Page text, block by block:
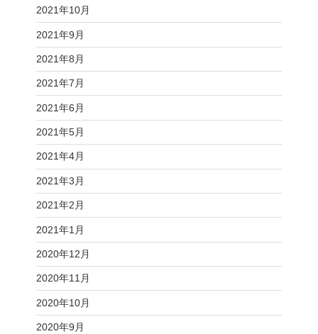
2021年10月
2021年9月
2021年8月
2021年7月
2021年6月
2021年5月
2021年4月
2021年3月
2021年2月
2021年1月
2020年12月
2020年11月
2020年10月
2020年9月